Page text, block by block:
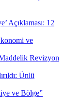
Açıklaması: 12
ve
Revizyon
Ünlü
ve Bölge”